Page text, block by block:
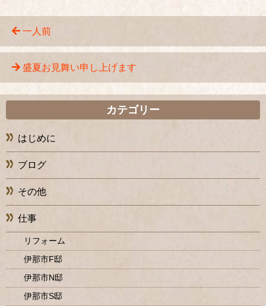
一人前
盛夏お見舞い申し上げます
カテゴリー
はじめに
ブログ
その他
仕事
リフォーム
伊那市F邸
伊那市N邸
伊那市S邸